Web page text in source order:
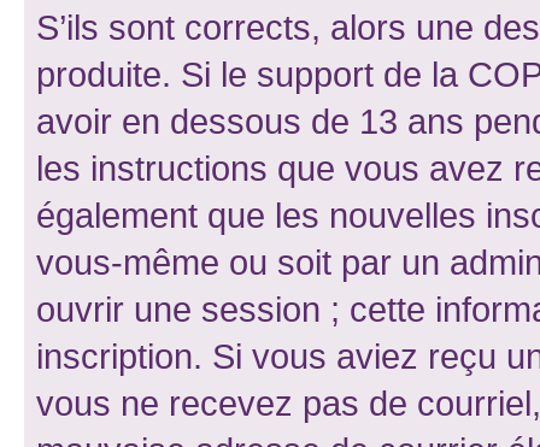
S’ils sont corrects, alors une
produite. Si le support de la
avoir en dessous de 13 ans
les instructions que vous avez
également que les nouvelles
vous-même ou soit par un
ouvrir une session ; cette
inscription. Si vous aviez reçu
vous ne recevez pas de